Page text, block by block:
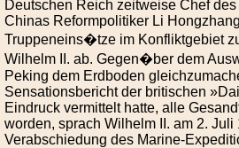
Deutschen Reich zeitweise Chef
Chinas Reformpolitiker Li
Truppeneins�tze im Konfliktgebiet
Wilhelm II. ab. Gegen�ber dem
Peking dem Erdboden
Sensationsbericht der britischen
Eindruck vermittelt hatte, alle
worden, sprach Wilhelm II. am 2.
Verabschiedung des Marine-